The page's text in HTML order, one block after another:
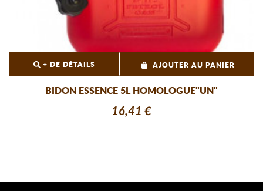
+ DE DÉTAILS AJOUTER AU PANIER
BIDON ESSENCE 5L HOMOLOGUE"UN"
16,41 €